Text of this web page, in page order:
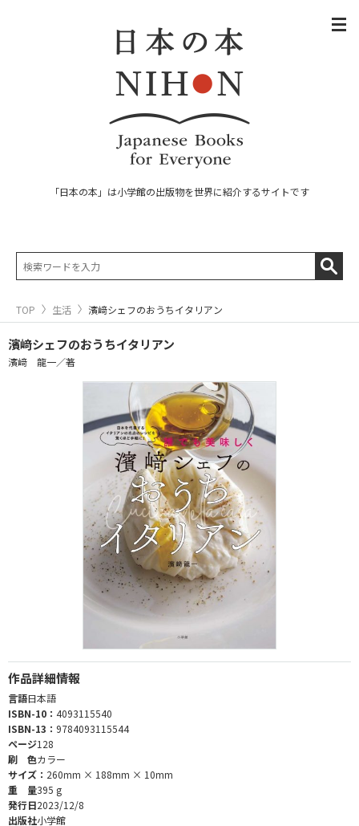
「日本の本」は小学館の出版物を世界に紹介するサイトです
TOP 生活 濱﨑シェフのおうちイタリアン
濱﨑シェフのおうちイタリアン
濱﨑 龍一／著
作品詳細情報
言語日本語
ISBN-10： 4093115540
ISBN-13： 9784093115544
ページ128
刷 色カラー
サイズ： 260mm × 188mm × 10mm
重 量395 g
発行日2023/12/8
出版社小学館